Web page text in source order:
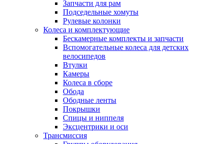
Запчасти для рам
Подседельные хомуты
Рулевые колонки
Колеса и комплектующие
Бескамерные комплекты и запчасти
Вспомогательные колеса для детских
велосипедов
Втулки
Камеры
Колеса в сборе
Обода
Ободные ленты
Покрышки
Спицы и ниппеля
Эксцентрики и оси
Трансмиссия